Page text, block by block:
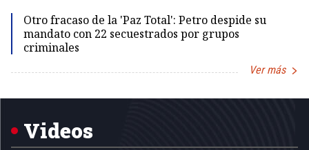
Otro fracaso de la 'Paz Total': Petro despide su
mandato con 22 secuestrados por grupos
criminales
Ver más
Videos